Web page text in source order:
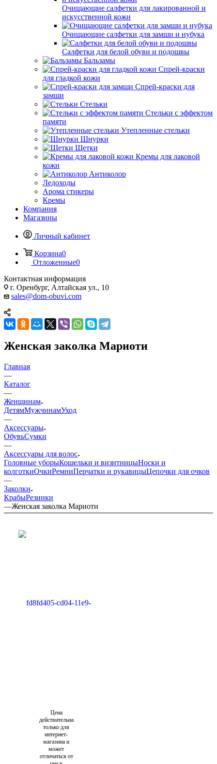
Очищающие салфетки для лакированной и
искусственной кожи
Очищающие салфетки для замши и нубука
Салфетки для белой обуви и подошвы
Бальзамы
Спрей-краски
для гладкой кожи
Спрей-краски для
замши
Стельки
Стельки с эффектом
памяти
Утепленные стельки
Шнурки
Щетки
Кремы для лаковой
кожи
Антиколор
Ледоходы
Арома стикеры
Кремы
Компания
Магазины
Личный кабинет
Корзина0
Отложенные0
Контактная информация
г. Оренбург, Алтайская ул., 10
sales@dom-obuvi.com
Женская заколка Мариоти
Главная
—
Каталог
—
Женщинам
ДетямМужчинамУход
—
Аксессуары
ОбувьСумки
—
Аксессуары для волос
Головные уборыКошельки и визитницыНоски и
колготкиОчкиРемниПерчатки и рукавицыЦепочки для очков
—
Заколки
КрабыРезинки
—Женская заколка Мариоти
Цена
действительна
только для
интернет-
магазина и
может
отличаться от